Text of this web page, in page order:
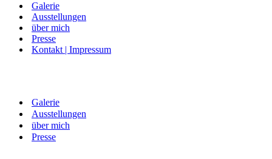
Galerie
Ausstellungen
über mich
Presse
Kontakt | Impressum
Galerie
Ausstellungen
über mich
Presse